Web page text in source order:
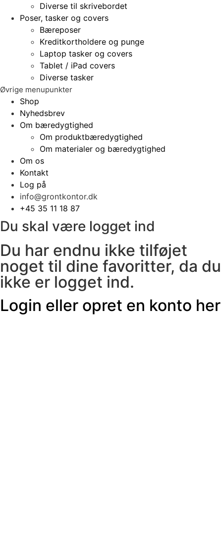
Diverse til skrivebordet
Poser, tasker og covers
Bæreposer
Kreditkortholdere og punge
Laptop tasker og covers
Tablet / iPad covers
Diverse tasker
Øvrige menupunkter
Shop
Nyhedsbrev
Om bæredygtighed
Om produktbæredygtighed
Om materialer og bæredygtighed
Om os
Kontakt
Log på
info@grontkontor.dk
+45 35 11 18 87
Du skal være logget ind
Du har endnu ikke tilføjet
noget til dine favoritter, da du
ikke er logget ind.
Login eller opret en konto her